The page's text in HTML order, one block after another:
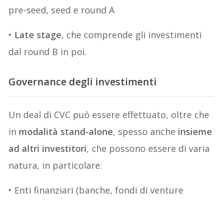
pre-seed, seed e round A
• Late stage, che comprende gli investimenti
dal round B in poi.
Governance degli investimenti
Un deal di CVC può essere effettuato, oltre che
in modalità stand-alone, spesso anche insieme
ad altri investitori, che possono essere di varia
natura, in particolare:
• Enti finanziari (banche, fondi di venture